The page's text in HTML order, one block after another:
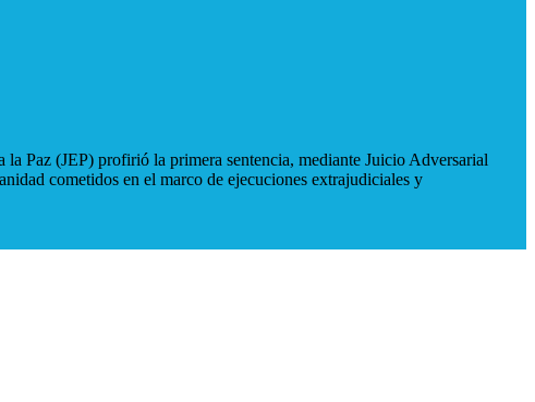
Paz (JEP) profirió la primera sentencia, mediante Juicio Adversarial
cometidos en el marco de ejecuciones extrajudiciales y